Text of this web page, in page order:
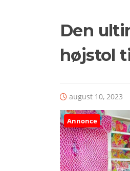
Den
højstol
august 10, 2023
Annonce